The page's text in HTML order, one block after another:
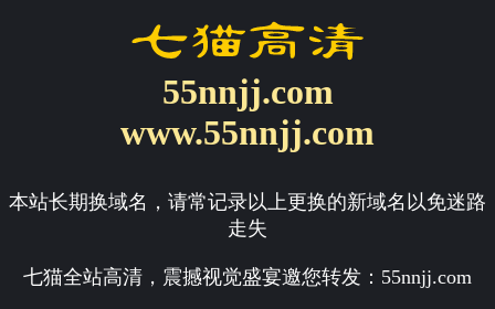
55nnjj.com
www.55nnjj.com
本站长期换域名，请常记录以上更换的新域名以免迷路
走失
七猫全站高清，震撼视觉盛宴邀您转发： 55nnjj.com